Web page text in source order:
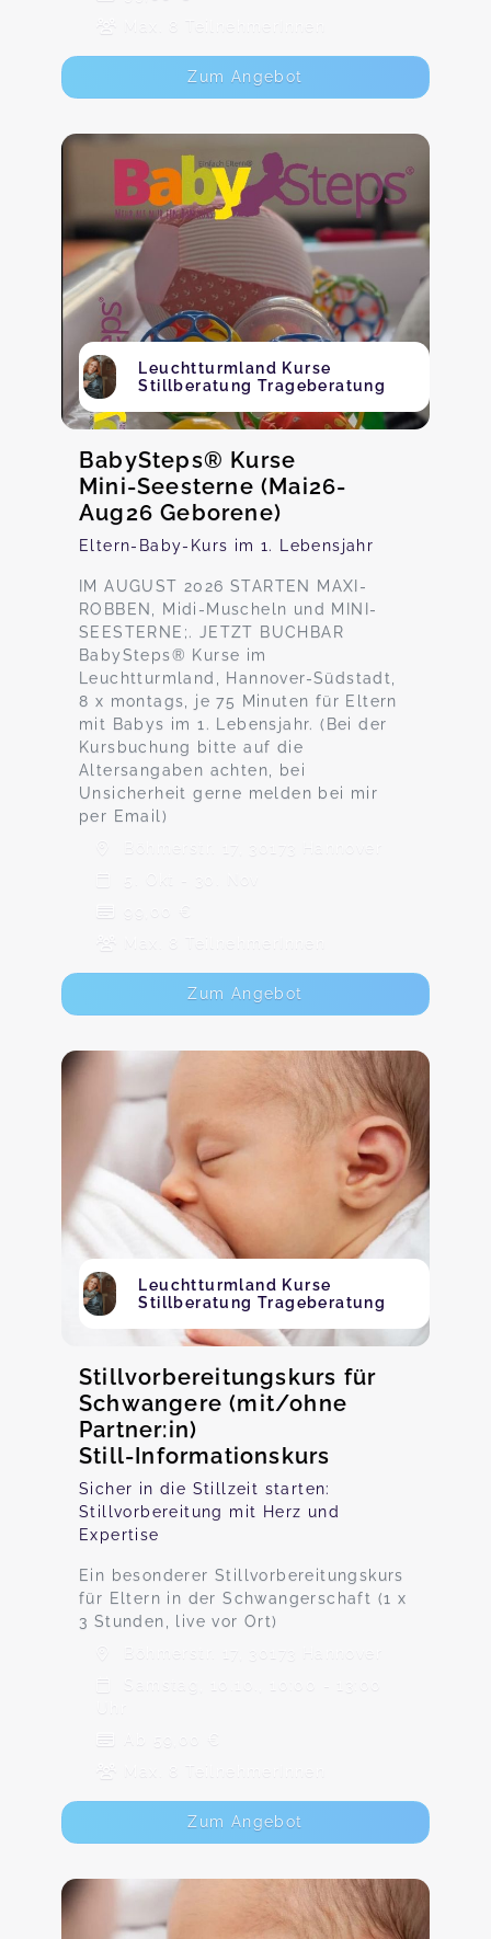
Max. 8 TeilnehmerInnen
Zum Angebot
Leuchtturmland Kurse
Stillberatung Trageberatung
BabySteps® Kurse
Mini-Seesterne (Mai26-
Aug26 Geborene)
Eltern-Baby-Kurs im 1. Lebensjahr
IM AUGUST 2026 STARTEN MAXI-
ROBBEN, Midi-Muscheln und MINI-
SEESTERNE;. JETZT BUCHBAR
BabySteps® Kurse im
Leuchtturmland, Hannover-Südstadt,
8 x montags, je 75 Minuten für Eltern
mit Babys im 1. Lebensjahr. (Bei der
Kursbuchung bitte auf die
Altersangaben achten, bei
Unsicherheit gerne melden bei mir
per Email)
Böhmerstr. 17, 30173 Hannover
5. Okt - 30. Nov
99,00 €
Max. 8 TeilnehmerInnen
Zum Angebot
Leuchtturmland Kurse
Stillberatung Trageberatung
Stillvorbereitungskurs für
Schwangere (mit/ohne
Partner:in)
Still-Informationskurs
Sicher in die Stillzeit starten:
Stillvorbereitung mit Herz und
Expertise
Ein besonderer Stillvorbereitungskurs
für Eltern in der Schwangerschaft (1 x
3 Stunden, live vor Ort)
Böhmerstr. 17, 30173 Hannover
Samstag, 10.10., 10:00 - 13:00
Ab 59,00 €
Max. 8 TeilnehmerInnen
Zum Angebot